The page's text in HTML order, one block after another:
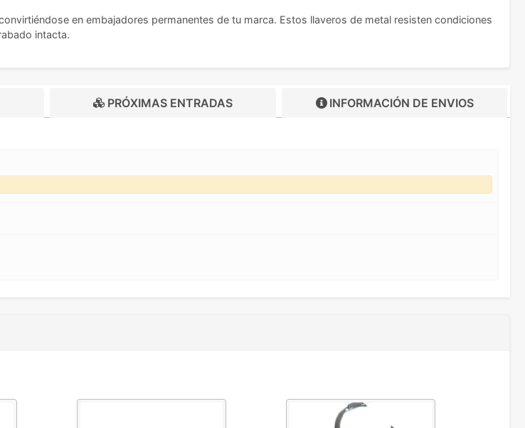
en embajadores permanentes de tu marca. Estos llaveros de metal resisten condiciones
intacta.
PRÓXIMAS ENTRADAS INFORMACIÓN DE ENVIOS